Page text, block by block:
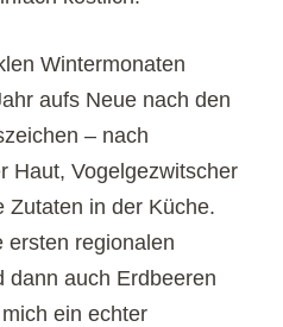
Wintermonaten
aufs Neue nach den
– nach
Haut, Vogelgezwitscher
Zutaten in der Küche.
ersten regionalen
dann auch Erdbeeren
ein echter